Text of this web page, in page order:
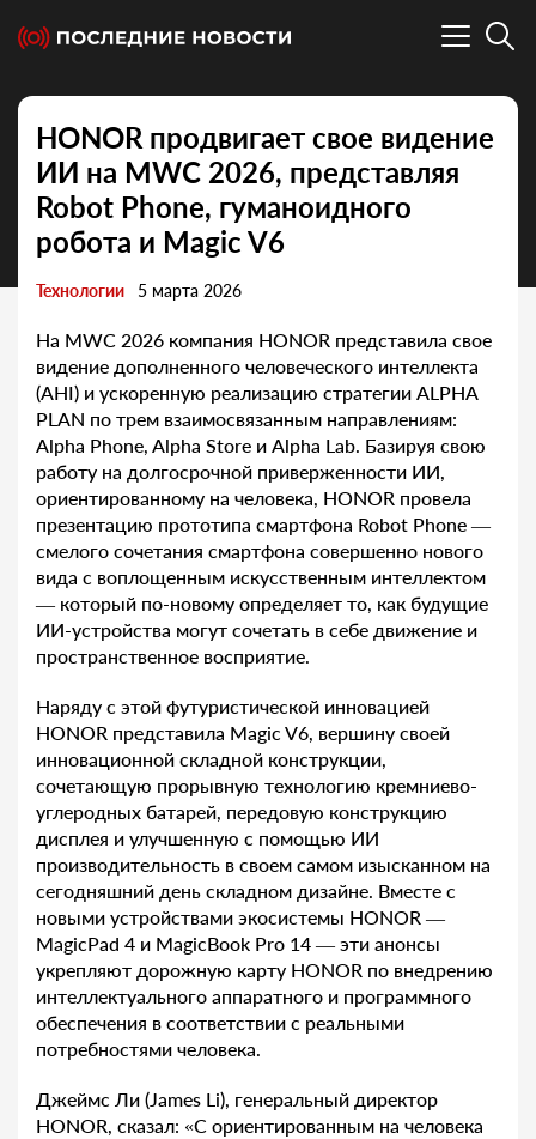
HONOR продвигает свое видение
ИИ на MWC 2026, представляя
Robot Phone, гуманоидного
робота и Magic V6
Технологии 5 марта 2026
На MWC 2026 компания HONOR представила свое
видение дополненного человеческого интеллекта
(AHI) и ускоренную реализацию стратегии ALPHA
PLAN по трем взаимосвязанным направлениям:
Alpha Phone, Alpha Store и Alpha Lab. Базируя свою
работу на долгосрочной приверженности ИИ,
ориентированному на человека, HONOR провела
презентацию прототипа смартфона Robot Phone —
смелого сочетания смартфона совершенно нового
вида с воплощенным искусственным интеллектом
— который по-новому определяет то, как будущие
ИИ-устройства могут сочетать в себе движение и
пространственное восприятие.
Наряду с этой футуристической инновацией
HONOR представила Magic V6, вершину своей
инновационной складной конструкции,
сочетающую прорывную технологию кремниево-
углеродных батарей, передовую конструкцию
дисплея и улучшенную с помощью ИИ
производительность в своем самом изысканном на
сегодняшний день складном дизайне. Вместе с
новыми устройствами экосистемы HONOR —
MagicPad 4 и MagicBook Pro 14 — эти анонсы
укрепляют дорожную карту HONOR по внедрению
интеллектуального аппаратного и программного
обеспечения в соответствии с реальными
потребностями человека.
Джеймс Ли (James Li), генеральный директор
HONOR, сказал: «С ориентированным на человека